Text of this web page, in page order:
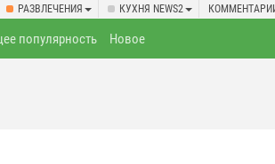
РАЗВЛЕЧЕНИЯ КУХНЯ NEWS2
популярность Новое